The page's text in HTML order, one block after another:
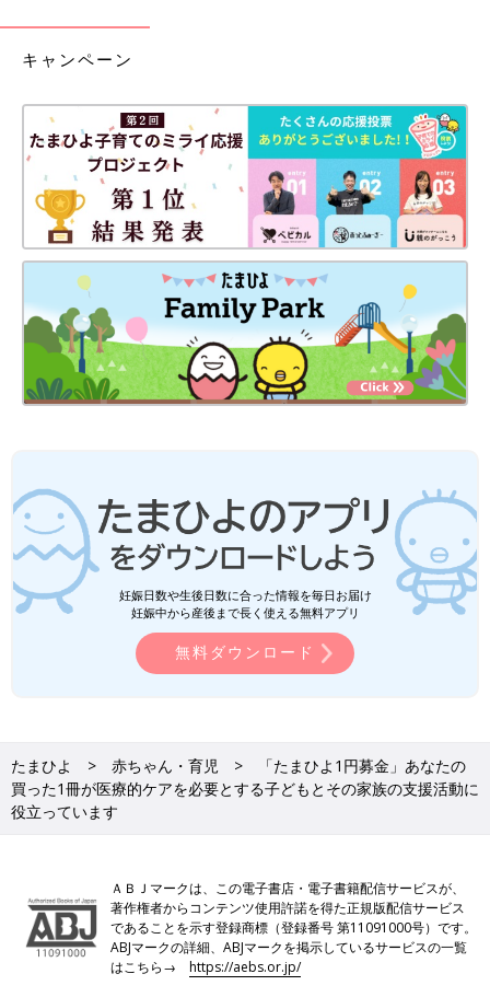
キャンペーン
妊娠日数や生後日数に合った情報を毎日お届け
妊娠中から産後まで長く使える無料アプリ
無料ダウンロード
たまひよ 赤ちゃん・育児
「たまひよ1円募金」あなたの
買った1冊が医療的ケアを必要とする子どもとその家族の支援活動に
役立っています
ＡＢＪマークは、この電子書店・電子書籍配信サービスが、
著作権者からコンテンツ使用許諾を得た正規版配信サービス
であることを示す登録商標（登録番号 第11091000号）です。
ABJマークの詳細、ABJマークを掲示しているサービスの一覧
はこちら→https://aebs.or.jp/